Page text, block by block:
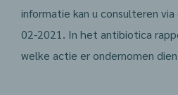
informatie kan u consulteren
02-2021. In het antibiotica
welke actie er ondernomen